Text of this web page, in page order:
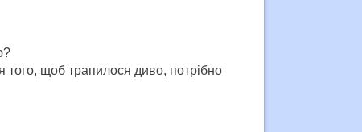
щоб трапилося диво, потрібно